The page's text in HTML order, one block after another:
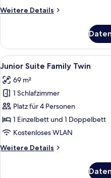
Weitere Details
Weitere
Suite
King
Ocean
Alle
Fotos
für
Junior
Suite
Family
Twin
4
Junior Suite Family Twin
69 m²
1 Schlafzimmer
Platz für 4 Personen
1 Einzelbett und 1 Doppelbett
Kostenloses WLAN
Weitere Details
Weitere